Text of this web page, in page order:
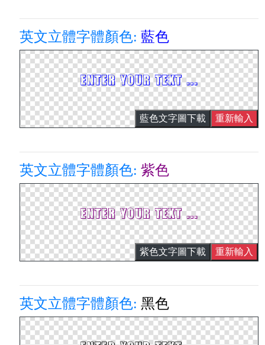
英文立體字體顏色:藍色
藍色文字圖下載 重新輸入
英文立體字體顏色:紫色
紫色文字圖下載 重新輸入
英文立體字體顏色:黑色